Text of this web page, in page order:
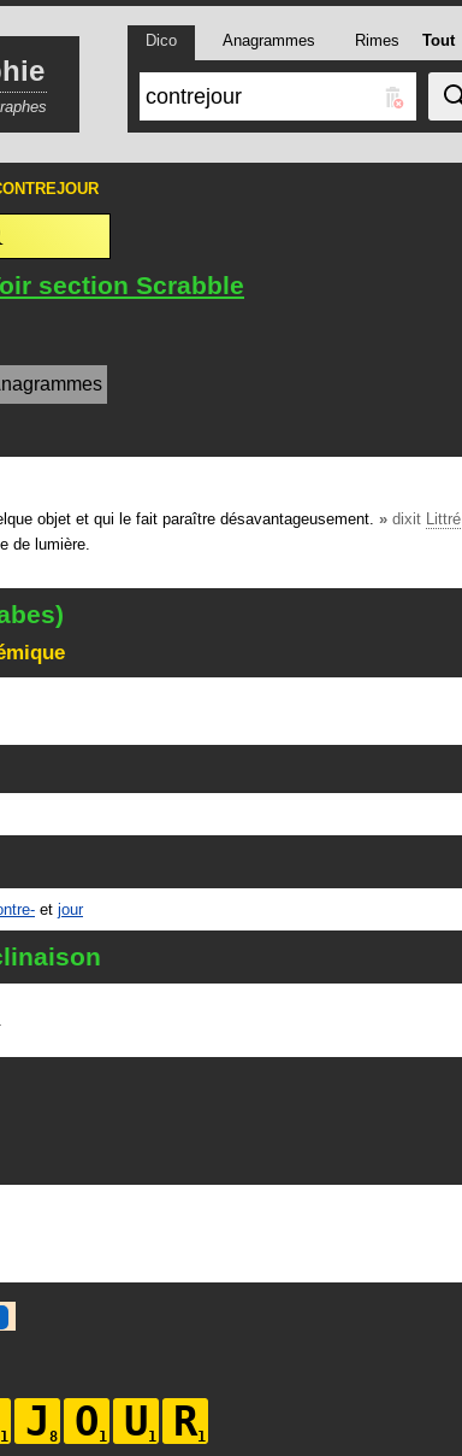
Dico Anagrammes Rimes Tout
section Scrabble
objet et qui le fait paraître désavantageusement. » dixit Littré
de lumière.
et jour
.
J O U R